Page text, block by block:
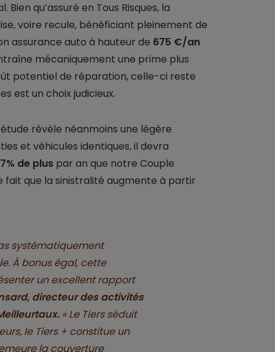
qu’assuré en Tous Risques, la
voire recule, bénéficiant pleinement de
assurance auto à hauteur de 675 €/an
mécaniquement une prime plus
potentiel de réparation, celle-ci reste
est un choix judicieux.
révèle néanmoins une légère
et véhicules identiques, il devra
de plus par an que notre Couple
fait que la sinistralité augmente à partir
systématiquement
À bonus égal, cette
un excellent rapport
directeur des activités
« Le Tiers séduit
le Tiers + constitue un
la couverture